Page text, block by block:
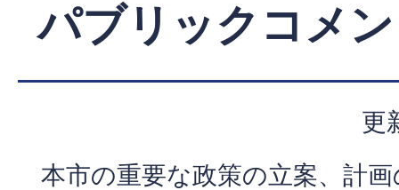
パブリックコメ
更
本市の重要な政策の立案、計